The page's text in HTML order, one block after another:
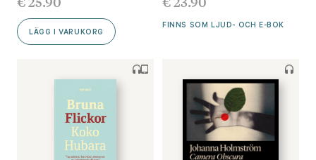
LÄGG I VARUKORG
FINNS SOM LJUD- OCH E-BOK